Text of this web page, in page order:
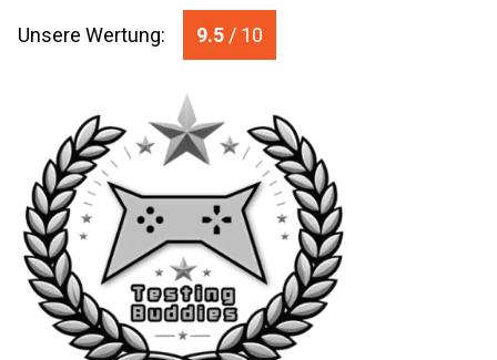
Unsere Wertung: 9.5 / 10